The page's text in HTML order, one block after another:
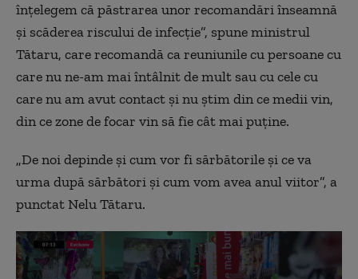
înțelegem că păstrarea unor recomandări înseamnă
și scăderea riscului de infecție”, spune ministrul
Tătaru, care recomandă ca reuniunile cu persoane cu
care nu ne-am mai întâlnit de mult sau cu cele cu
care nu am avut contact și nu știm din ce medii vin,
din ce zone de focar vin să fie cât mai puține.
„De noi depinde și cum vor fi sărbătorile și ce va
urma după sărbători și cum vom avea anul viitor”, a
punctat Nelu Tătaru.